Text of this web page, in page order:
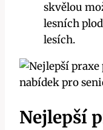
skvělou
lesních
lesích.
Nejlepší